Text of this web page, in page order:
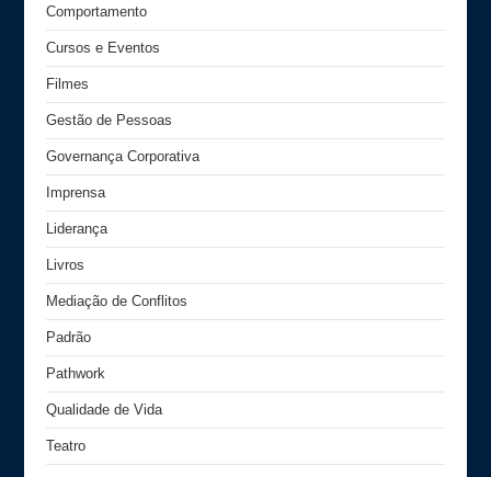
Comportamento
Cursos e Eventos
Filmes
Gestão de Pessoas
Governança Corporativa
Imprensa
Liderança
Livros
Mediação de Conflitos
Padrão
Pathwork
Qualidade de Vida
Teatro